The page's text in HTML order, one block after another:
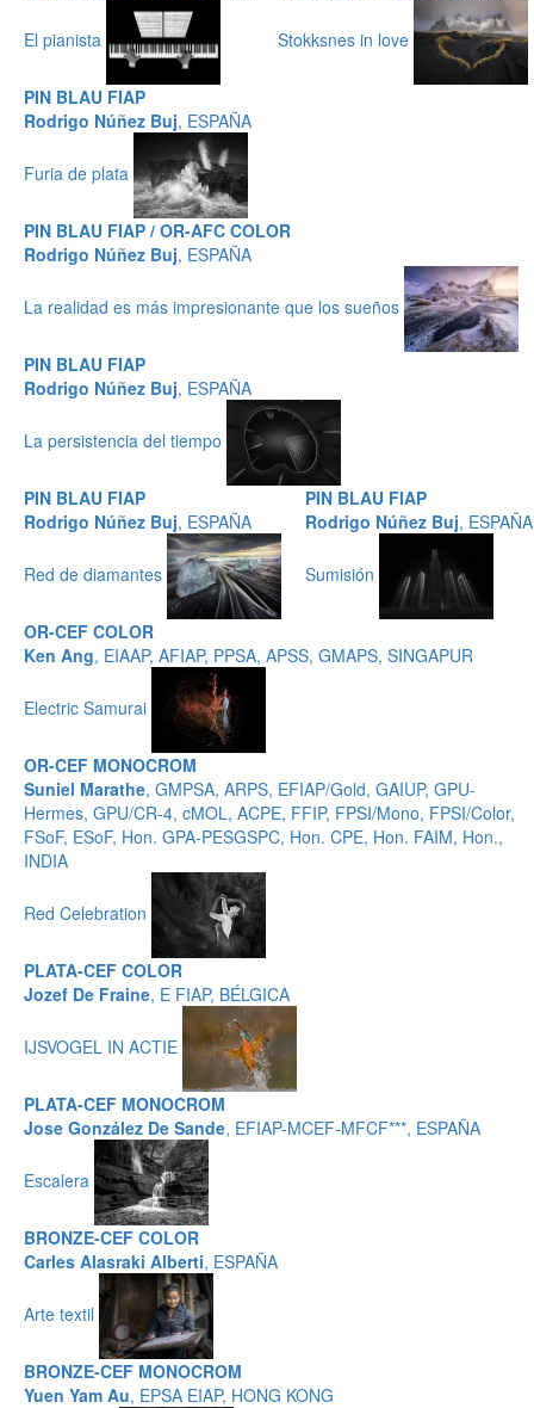
El pianista Stokksnes in love
PIN BLAU FIAP
Rodrigo Núñez Buj, ESPAÑA
Furia de plata
PIN BLAU FIAP / OR-AFC COLOR
Rodrigo Núñez Buj, ESPAÑA
La realidad es más impresionante que los sueños
PIN BLAU FIAP
Rodrigo Núñez Buj, ESPAÑA
La persistencia del tiempo
PIN BLAU FIAP
Rodrigo Núñez Buj, ESPAÑA
Red de diamantes
PIN BLAU FIAP
Rodrigo Núñez Buj, ESPAÑA
Sumisión
OR-CEF COLOR
Ken Ang, EIAAP, AFIAP, PPSA, APSS, GMAPS, SINGAPUR
Electric Samurai
OR-CEF MONOCROM
Suniel Marathe, GMPSA, ARPS, EFIAP/Gold, GAIUP, GPU-
Hermes, GPU/CR-4, cMOL, ACPE, FFIP, FPSI/Mono, FPSI/Color,
FSoF, ESoF, Hon. GPA-PESGSPC, Hon. CPE, Hon. FAIM, Hon.,
INDIA
Red Celebration
PLATA-CEF COLOR
Jozef De Fraine, E FIAP, BÉLGICA
IJSVOGEL IN ACTIE
PLATA-CEF MONOCROM
Jose González De Sande, EFIAP-MCEF-MFCF***, ESPAÑA
Escalera
BRONZE-CEF COLOR
Carles Alasraki Alberti, ESPAÑA
Arte textil
BRONZE-CEF MONOCROM
Yuen Yam Au, EPSA EIAP, HONG KONG